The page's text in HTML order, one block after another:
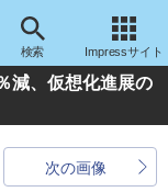
検索 Impressサイト
減、仮想化進展の
次の画像